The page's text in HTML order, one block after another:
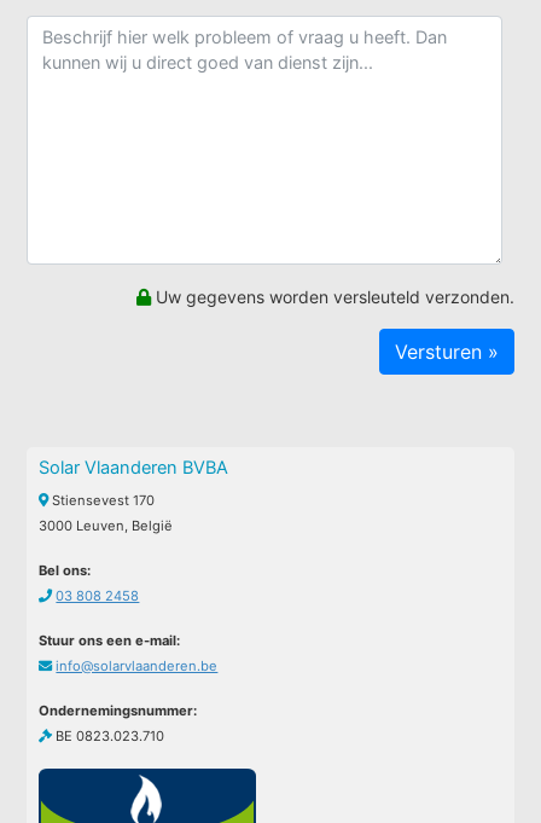
Uw gegevens worden versleuteld verzonden.
Solar Vlaanderen BVBA
Stiensevest 170
3000 Leuven, België
Bel ons:
03 808 2458
Stuur ons een e-mail:
info@solarvlaanderen.be
Ondernemingsnummer:
BE 0823.023.710